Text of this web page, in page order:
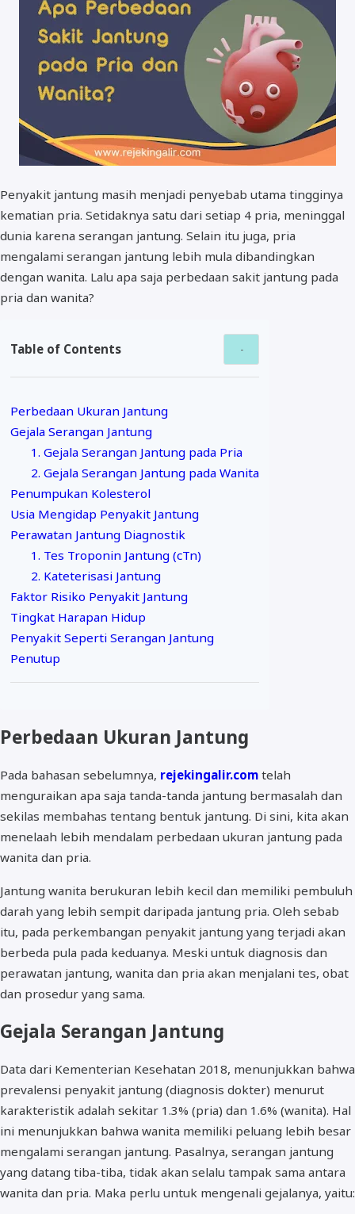
Penyakit jantung masih menjadi penyebab utama tingginya
kematian pria. Setidaknya satu dari setiap 4 pria, meninggal
dunia karena serangan jantung. Selain itu juga, pria
mengalami serangan jantung lebih mula dibandingkan
dengan wanita. Lalu apa saja perbedaan sakit jantung pada
pria dan wanita?
Table of Contents
Perbedaan Ukuran Jantung
Gejala Serangan Jantung
1. Gejala Serangan Jantung pada Pria
2. Gejala Serangan Jantung pada Wanita
Penumpukan Kolesterol
Usia Mengidap Penyakit Jantung
Perawatan Jantung Diagnostik
1. Tes Troponin Jantung (cTn)
2. Kateterisasi Jantung
Faktor Risiko Penyakit Jantung
Tingkat Harapan Hidup
Penyakit Seperti Serangan Jantung
Penutup
Perbedaan Ukuran Jantung
Pada bahasan sebelumnya, rejekingalir.com telah
menguraikan apa saja tanda-tanda jantung bermasalah dan
sekilas membahas tentang bentuk jantung. Di sini, kita akan
menelaah lebih mendalam perbedaan ukuran jantung pada
wanita dan pria.
Jantung wanita berukuran lebih kecil dan memiliki pembuluh
darah yang lebih sempit daripada jantung pria. Oleh sebab
itu, pada perkembangan penyakit jantung yang terjadi akan
berbeda pula pada keduanya. Meski untuk diagnosis dan
perawatan jantung, wanita dan pria akan menjalani tes, obat
dan prosedur yang sama.
Gejala Serangan Jantung
Data dari Kementerian Kesehatan 2018, menunjukkan bahwa
prevalensi penyakit jantung (diagnosis dokter) menurut
karakteristik adalah sekitar 1.3% (pria) dan 1.6% (wanita). Hal
ini menunjukkan bahwa wanita memiliki peluang lebih besar
mengalami serangan jantung. Pasalnya, serangan jantung
yang datang tiba-tiba, tidak akan selalu tampak sama antara
wanita dan pria. Maka perlu untuk mengenali gejalanya, yaitu: